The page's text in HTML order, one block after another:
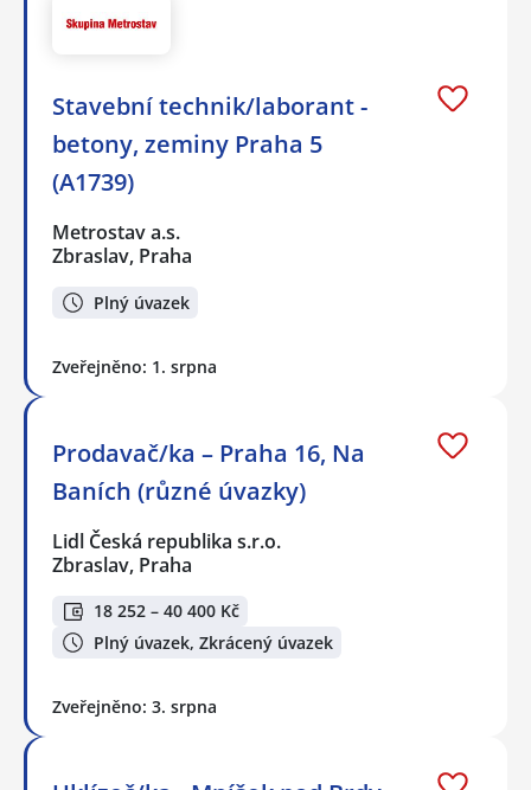
Stavební technik/laborant -
betony, zeminy Praha 5
(A1739)
Metrostav a.s.
Zbraslav, Praha
Plný úvazek
Zveřejněno: 1. srpna
Prodavač/ka – Praha 16, Na
Baních (různé úvazky)
Lidl Česká republika s.r.o.
Zbraslav, Praha
18 252 – 40 400 Kč
Plný úvazek, Zkrácený úvazek
Zveřejněno: 3. srpna